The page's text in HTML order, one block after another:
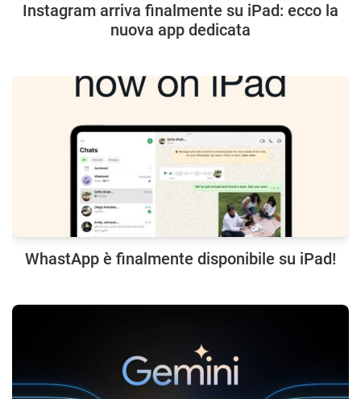
Instagram arriva finalmente su iPad: ecco la
nuova app dedicata
WhastApp è finalmente disponibile su iPad!